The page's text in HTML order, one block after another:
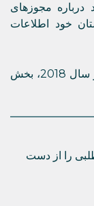
درباره مجوزهای
خود اطلاعات
برای مقالات دیگر در مورد تغییرات مالیات در سال 2018، بخش
را از دست